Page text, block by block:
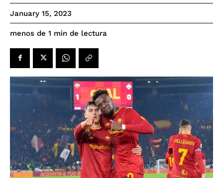
January 15, 2023
menos de 1 min de lectura